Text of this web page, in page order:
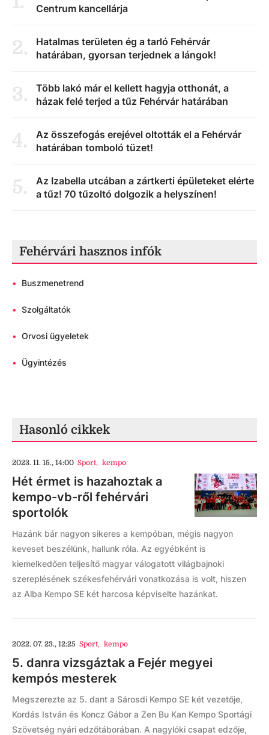
Centrum kancellárja
2.
Hatalmas területen ég a tarló Fehérvár
határában, gyorsan terjednek a lángok!
3.
Több lakó már el kellett hagyja otthonát, a
házak felé terjed a tűz Fehérvár határában
4.
Az összefogás erejével oltották el a Fehérvár
határában tomboló tüzet!
5.
Az Izabella utcában a zártkerti épületeket elérte
a tűz! 70 tűzoltó dolgozik a helyszínen!
Fehérvári hasznos infók
• Buszmenetrend
• Szolgáltatók
• Orvosi ügyeletek
• Ügyintézés
Hasonló cikkek
2023. 11. 15., 14:00 Sport, kempo
Hét érmet is hazahoztak a
kempo-vb-ről fehérvári
sportolók
Hazánk bár nagyon sikeres a kempóban, mégis nagyon
keveset beszélünk, hallunk róla. Az egyébként is
kiemelkedően teljesítő magyar válogatott világbajnoki
szereplésének székesfehérvári vonatkozása is volt, hiszen
az Alba Kempo SE két harcosa képviselte hazánkat.
2022. 07. 23., 12:25 Sport, kempo
5. danra vizsgáztak a Fejér megyei
kempós mesterek
Megszerezte az 5. dant a Sárosdi Kempo SE két vezetője,
Kordás István és Koncz Gábor a Zen Bu Kan Kempo Sportági
Szövetség nyári edzőtáborában. A nagylóki csapat edzője,